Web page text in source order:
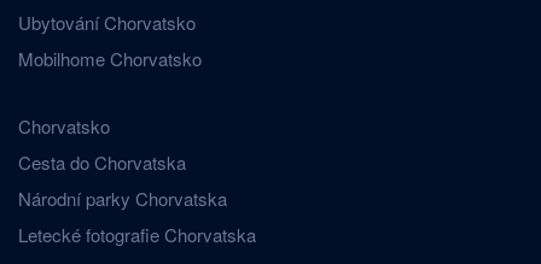
Ubytování Chorvatsko
Mobilhome Chorvatsko
Chorvatsko
Cesta do Chorvatska
Národní parky Chorvatska
Letecké fotografie Chorvatska